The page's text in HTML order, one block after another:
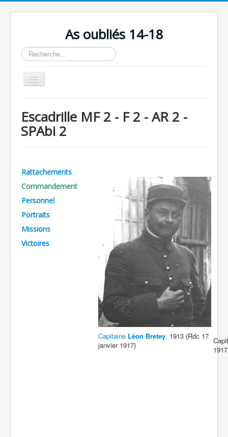
As oubliés 14-18
Rechercher
Basculer
la
Chronologie
Escadrilles
Avions
Personnels
Doctrines
Batailles
Escadrille MF 2 - F 2 - AR 2 -
SPAbi 2
Rattachements
Commandement
Personnel
Portraits
Missions
Victoires
Capitaine Léon Bretey, 1913 (Rdc 17
janvier 1917)